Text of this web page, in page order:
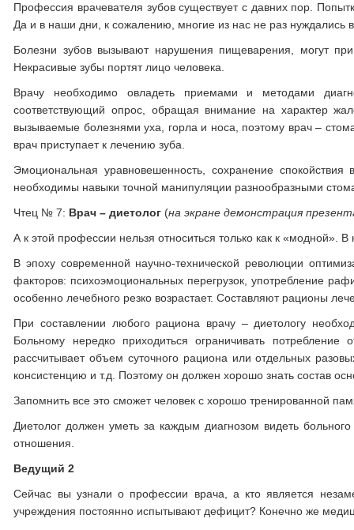
Профессия врачевателя зубов существует с давних пор.
Да и в наши дни, к сожалению, многие из нас не раз нуждались в
Болезни зубов вызывают нарушения пищеварения, могут
Некрасивые зубы портят лицо человека.
Врачу необходимо овладеть приемами и методами
соответствующий опрос, обращая внимание на характер
вызываемые болезнями уха, горла и носа, поэтому врач –
врач приступает к лечению зуба.
Эмоциональная уравновешенность, сохранение
необходимы навыки точной манипуляции разнообразными
Чтец № 7: Врач – диетолог (на экране демонстрация
А к этой профессии нельзя относиться только как к
В эпоху современной научно-технической революции
факторов: психоэмоциональных перегрузок, употребление
особенно лечебного резко возрастает. Составляют рационы
При составлении любого рациона врачу – диетологу
Больному нередко приходиться ограничивать
рассчитывает объем суточного рациона или отдельных
консистенцию и т.д. Поэтому он должен хорошо знать состав
Запомнить все это сможет человек с хорошо тренированной
Диетолог должен уметь за каждым диагнозом видеть
отношения.
Ведущий 2
Сейчас вы узнали о профессии врача, а кто является
учреждения постоянно испытывают дефицит? Конечно же